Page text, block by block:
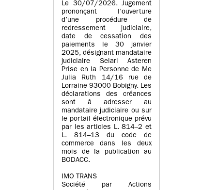
Le 30/07/2026. Jugement
prononçant l’ouverture
d’une procédure de
redressement judiciaire,
date de cessation des
paiements le 30 janvier
2025, désignant mandataire
judiciaire Selarl Asteren
Prise en la Personne de Me
Julia Ruth 14/16 rue de
Lorraine 93000 Bobigny. Les
déclarations des créances
sont à adresser au
mandataire judiciaire ou sur
le portail électronique prévu
par les articles L. 814–2 et
L. 814–13 du code de
commerce dans les deux
mois de la publication au
BODACC.
IMO TRANS
Société par Actions